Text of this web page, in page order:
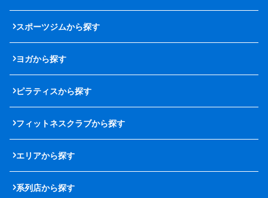
スポーツジムから探す
ヨガから探す
ピラティスから探す
フィットネスクラブから探す
エリアから探す
系列店から探す